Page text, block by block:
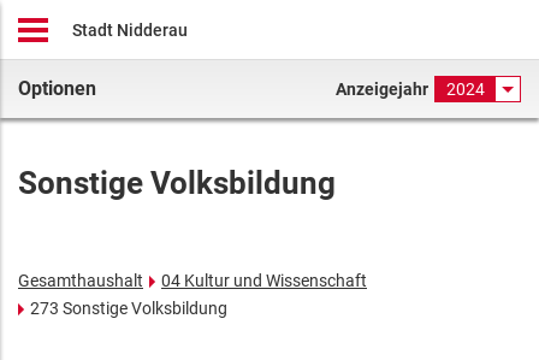
Stadt Nidderau
Optionen Anzeigejahr 2024
Sonstige Volksbildung
Gesamthaushalt
04 Kultur und Wissenschaft
273 Sonstige Volksbildung